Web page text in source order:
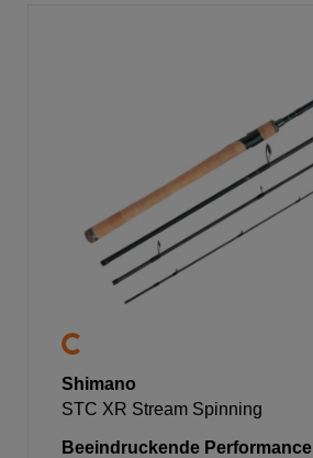
Shimano
STC XR Stream Spinning
Beeindruckende Performance